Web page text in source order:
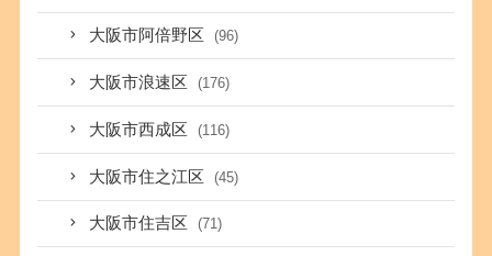
大阪市阿倍野区 (96)
大阪市浪速区 (176)
大阪市西成区 (116)
大阪市住之江区 (45)
大阪市住吉区 (71)